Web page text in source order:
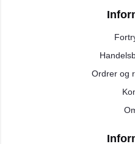
Ordrer og